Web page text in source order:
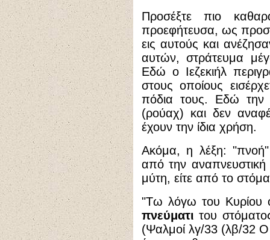
Προσέξτε πιο
προεφήτευσα, ως
εις αυτούς και
αυτών, στράτευμα
Εδώ ο Ιεζεκιήλ
στους οποίους
πόδια τους. Εδώ την
(ρούαχ) και δεν
έχουν την ίδια χρήση.
Ακόμα, η λέξη:
από την
μύτη, είτε από το
"Τω λόγω του Κυρίου
πνεύματι του
(Ψαλμοί λγ/33 (λβ/32